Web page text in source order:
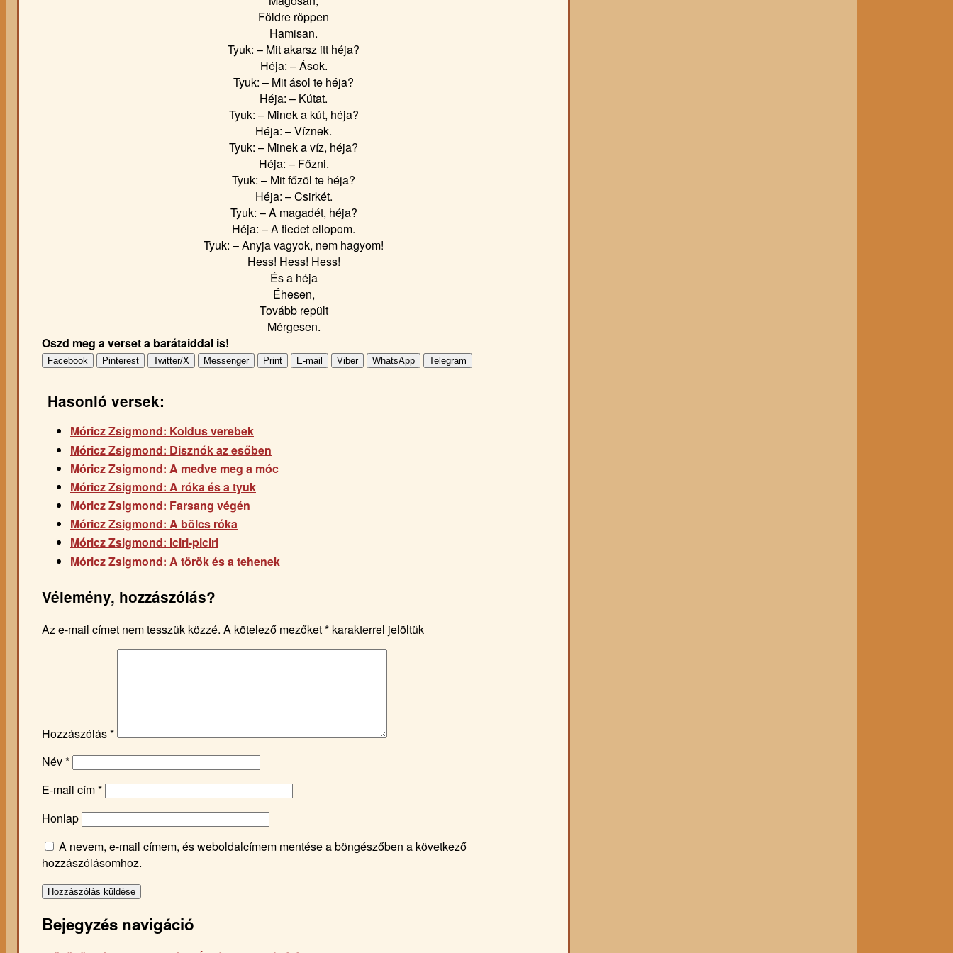
Földre röppen
Hamisan.
Tyuk: – Mit akarsz itt héja?
Héja: – Ások.
Tyuk: – Mit ásol te héja?
Héja: – Kútat.
Tyuk: – Minek a kút, héja?
Héja: – Víznek.
Tyuk: – Minek a víz, héja?
Héja: – Főzni.
Tyuk: – Mit főzöl te héja?
Héja: – Csirkét.
Tyuk: – A magadét, héja?
Héja: – A tiedet ellopom.
Tyuk: – Anyja vagyok, nem hagyom!
Hess! Hess! Hess!
És a héja
Éhesen,
Tovább repült
Mérgesen.
Oszd meg a verset a barátaiddal is!
Facebook Pinterest Twitter/X Messenger Print E-mail Viber WhatsApp Telegram
Hasonló versek:
Móricz Zsigmond: Koldus verebek
Móricz Zsigmond: Disznók az esőben
Móricz Zsigmond: A medve meg a móc
Móricz Zsigmond: A róka és a tyuk
Móricz Zsigmond: Farsang végén
Móricz Zsigmond: A bölcs róka
Móricz Zsigmond: Iciri-piciri
Móricz Zsigmond: A török és a tehenek
Vélemény, hozzászólás?
Az e-mail címet nem tesszük közzé. A kötelező mezőket* karakterrel jelöltük
Hozzászólás*
Név*
E-mail cím*
Honlap
A nevem, e-mail címem, és weboldalcímem mentése a böngészőben a következő
hozzászólásomhoz.
Bejegyzés navigáció